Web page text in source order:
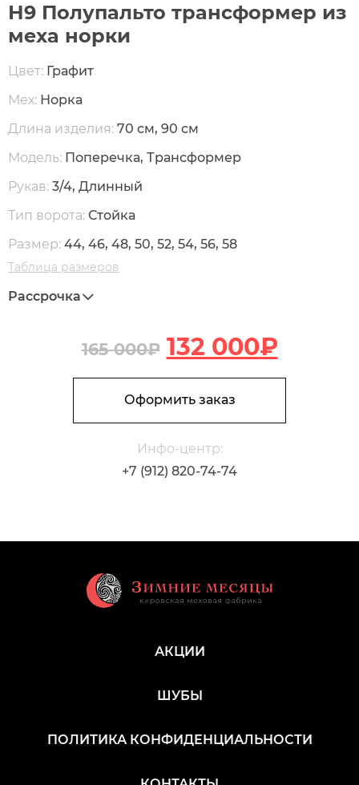
Н9 Полупальто трансформер из
меха норки
Цвет: Графит
Мех: Норка
Длина изделия: 70 см, 90 см
Модель: Поперечка, Трансформер
Рукав: 3/4, Длинный
Тип ворота: Стойка
Размер: 44, 46, 48, 50, 52, 54, 56, 58
Таблица размеров
165 000₽ 132 000₽
Рассрочка
В корзину
Оформить заказ
Инфо-центр:
+7 (912) 820-74-74
АКЦИИ
ШУБЫ
ПОЛИТИКА КОНФИДЕНЦИАЛЬНОСТИ